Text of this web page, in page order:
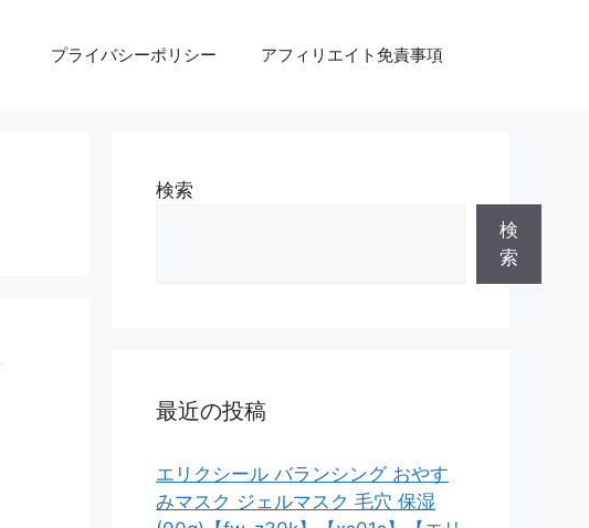
プライバシーポリシー アフィリエイト免責事項
検索
検
索
最近の投稿
エリクシール バランシング おやす
みマスク ジェルマスク 毛穴 保湿